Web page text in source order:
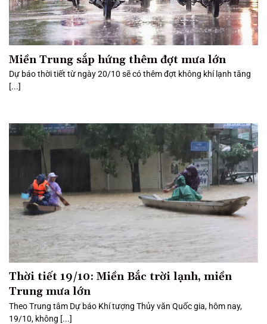
Miền Trung sắp hứng thêm đợt mưa lớn
Dự báo thời tiết từ ngày 20/10 sẽ có thêm đợt không khí lạnh tăng
[...]
Thời tiết 19/10: Miền Bắc trời lạnh, miền
Trung mưa lớn
Theo Trung tâm Dự báo Khí tượng Thủy văn Quốc gia, hôm nay,
19/10, không [...]